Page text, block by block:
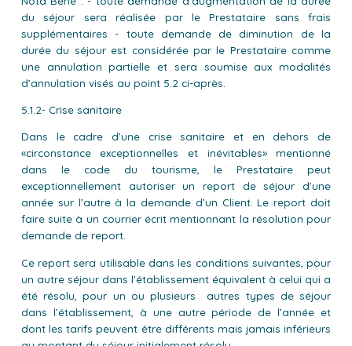
du séjour sera réalisée par le Prestataire sans frais
supplémentaires - toute demande de diminution de la
durée du séjour est considérée par le Prestataire comme
une annulation partielle et sera soumise aux modalités
d’annulation visés au point 5.2 ci-après.
5.1.2- Crise sanitaire
Dans le cadre d’une crise sanitaire et en dehors de
«circonstance exceptionnelles et inévitables» mentionné
dans le code du tourisme, le Prestataire peut
exceptionnellement autoriser un report de séjour d’une
année sur l’autre à la demande d’un Client. Le report doit
faire suite à un courrier écrit mentionnant la résolution pour
demande de report.
Ce report sera utilisable dans les conditions suivantes, pour
un autre séjour dans l’établissement équivalent à celui qui a
été résolu, pour un ou plusieurs autres types de séjour
dans l’établissement, à une autre période de l’année et
dont les tarifs peuvent être différents mais jamais inférieurs